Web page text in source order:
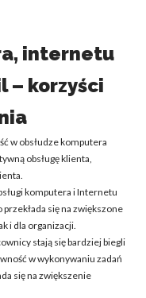
internetu
– korzyści
w obsłudze komputera
obsługę klienta,
komputera i Internetu
się na zwiększone
i dla organizacji.
stają się bardziej biegli
w wykonywaniu zadań
się na zwiększenie